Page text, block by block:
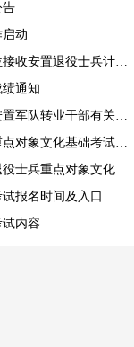
告
动
2016年河南省直机关事业单位接收安置退役士兵计划表
通知
2016年河南省考试考核接收安置军队转业干部有关问题通知
2016年洛阳市安置退役士兵重点对象文化基础考试准考证打印入口
2016年洛阳市事业单位安置退役士兵重点对象文化基础考试报名入口
报名时间及入口
内容